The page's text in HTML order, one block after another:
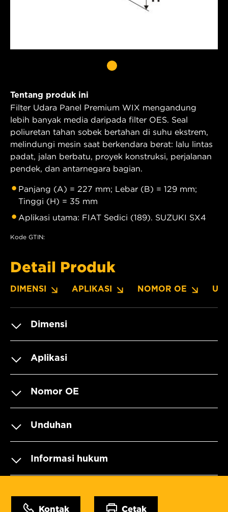
Tentang produk ini
Filter Udara Panel Premium WIX mengandung
lebih banyak media daripada filter OES. Seal
poliuretan tahan sobek bertahan di suhu ekstrem,
melindungi mesin saat berkendara berat: lalu lintas
padat, jalan berbatu, proyek konstruksi, perjalanan
pendek, dan antarnegara bagian.
Panjang (A) = 227 mm; Lebar (B) = 129 mm;
Tinggi (H) = 35 mm
Aplikasi utama: FIAT Sedici (189). SUZUKI SX4
Kode GTIN:
Detail Produk
DIMENSI APLIKASI NOMOR OE
Dimensi
Aplikasi
Nomor OE
Unduhan
Informasi hukum
Kontak Cetak